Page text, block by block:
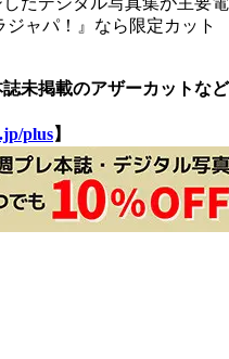
ャパ！』なら限定カット
未掲載のアザーカットなど
plus】